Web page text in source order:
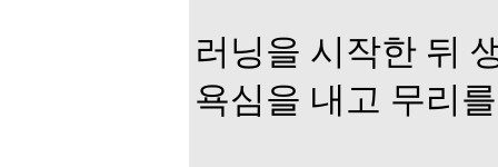
러닝을 시작한 뒤
욕심을 내고 무리